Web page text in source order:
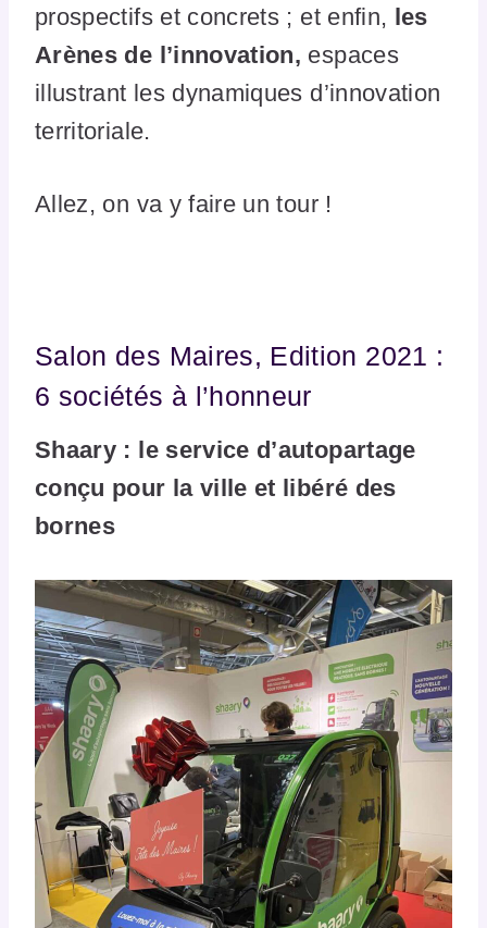
prospectifs et concrets ; et enfin, les
Arènes de l’innovation, espaces
illustrant les dynamiques d’innovation
territoriale.
Allez, on va y faire un tour !
Salon des Maires, Edition 2021 :
6 sociétés à l’honneur
Shaary : le service d’autopartage
conçu pour la ville et libéré des
bornes